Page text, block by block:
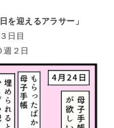
を迎えるアラサー」
日目
週２日